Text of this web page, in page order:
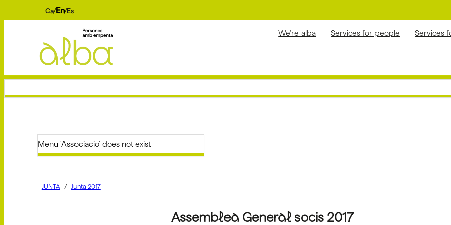
Ca En Es
We're alba Services for people Services
Menu 'Associacio' does not exist
JUNTA Junta 2017
Assemblea General socis 2017